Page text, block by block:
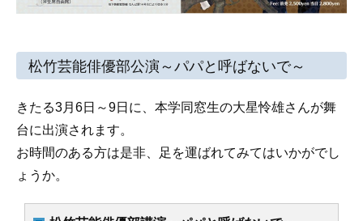
松竹芸能俳優部公演～パパと呼ばないで～
きたる3月6日～9日に、本学同窓生の大星怜雄さんが舞
台に出演されます。
お時間のある方は是非、足を運ばれてみてはいかがでし
ょうか。